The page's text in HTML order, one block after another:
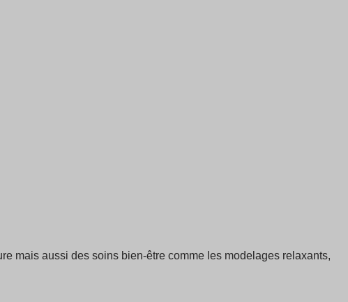
mais aussi des soins bien-être comme les modelages relaxants,